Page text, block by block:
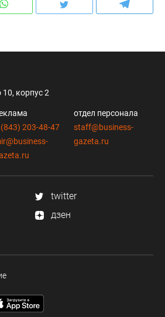
корпус 2
203-48-47
отдел персонала
staff@business-
gazeta.ru
twitter
дзен